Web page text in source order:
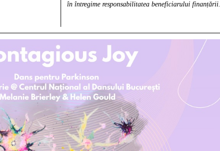
în întregime responsabilitatea beneficiarului finanțării.